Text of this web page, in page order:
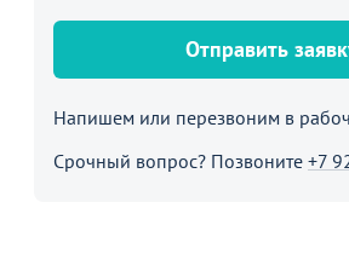
Отправить
Напишем или перезвоним в
Срочный вопрос? Позвоните +7